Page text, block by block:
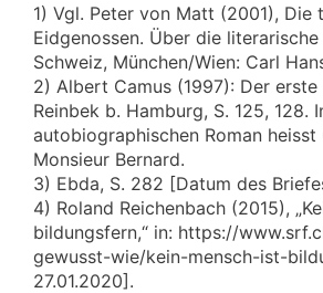
1) Vgl. Peter von Matt (2001), Die
Eidgenossen. Über die
Schweiz, München/Wien: Carl
2) Albert Camus (1997): Der erste
Reinbek b. Hamburg, S. 125, 128.
autobiographischen Roman heisst
Monsieur Bernard.
3) Ebda, S. 282 [Datum des
4) Roland Reichenbach (2015),
bildungsfern,“ in: https://
gewusst-wie/kein-mensch-ist-
27.01.2020].